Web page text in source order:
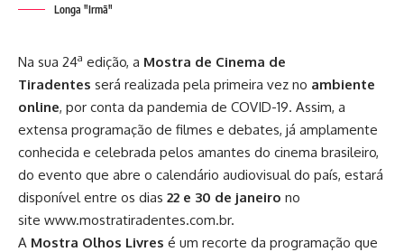
Longa "Irmã"
Na sua 24a edição, a Mostra de Cinema de
Tiradentes será realizada pela primeira vez no ambiente
online, por conta da pandemia de COVID-19. Assim, a
extensa programação de filmes e debates, já amplamente
conhecida e celebrada pelos amantes do cinema brasileiro,
do evento que abre o calendário audiovisual do país, estará
disponível entre os dias 22 e 30 de janeiro no
site www.mostratiradentes.com.br.
A Mostra Olhos Livres é um recorte da programação que